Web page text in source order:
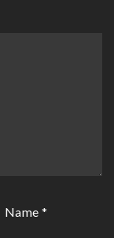
Name *